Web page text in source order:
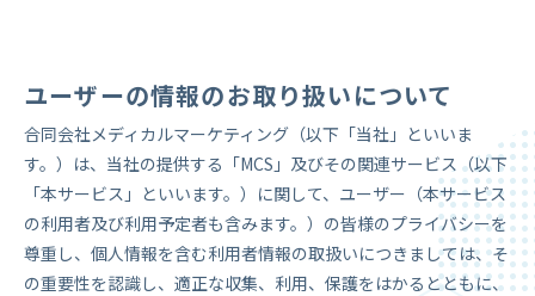
ユーザーの情報のお取り扱いについて
合同会社メディカルマーケティング（以下「当社」といいま
す。）は、当社の提供する「MCS」及びその関連サービス（以下
「本サービス」といいます。）に関して、ユーザー（本サービス
の利用者及び利用予定者も含みます。）の皆様のプライバシーを
尊重し、個人情報を含む利用者情報の取扱いにつきましては、そ
の重要性を認識し、適正な収集、利用、保護をはかるとともに、